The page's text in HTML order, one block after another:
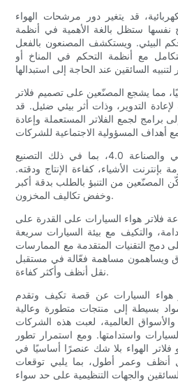
قد يتغير دور مرشحات الهواء
نفسها ستظل بالغة الأهمية في أنظمة
البيئي. ويستكشف المصنعون بالفعل
مع أنظمة التحكم في المناخ أو
مما يشجع المصنّعين على تصميم فلاتر
التدوير، وذات أثر بيئي ضئيل. قد
برامج لجمع الفلاتر المستعملة وإعادة
ستعزز مفاهيم التحول الرقمي والصناعة 4.0، بما في ذلك التصنيع
بإنترنت الأشياء، كفاءة الإنتاج ودقته.
المصنّعين من التنبؤ بالطلب بدقة أكبر
وخفض تكاليف المخزون.
فلاتر هواء السيارات على القدرة على
والتكيف مع بيئة السيارات سريعة
دمج التقنيات المتقدمة مع الممارسات
ويساهمون مساهمة فعّالة في مستقبل
نقل أنظف وأكثر كفاءة.
السيارات عن قصة تكيف وتقدم
بسيطة إلى منتجات متطورة وعالية
والأسواق العالمية، لعبت هذه الشركات
واستدامتها. ومع استمرار تطور
الهواء بلا شك عنصرًا أساسيًا في
وعمر أطول، بما يلبي توقعات